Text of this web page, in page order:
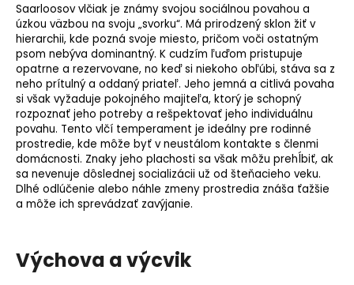
Saarloosov vlčiak je známy svojou sociálnou povahou a
úzkou väzbou na svoju „svorku“. Má prirodzený sklon žiť v
hierarchii, kde pozná svoje miesto, pričom voči ostatným
psom nebýva dominantný. K cudzím ľuďom pristupuje
opatrne a rezervovane, no keď si niekoho obľúbi, stáva sa z
neho prítulný a oddaný priateľ. Jeho jemná a citlivá povaha
si však vyžaduje pokojného majiteľa, ktorý je schopný
rozpoznať jeho potreby a rešpektovať jeho individuálnu
povahu. Tento vlčí temperament je ideálny pre rodinné
prostredie, kde môže byť v neustálom kontakte s členmi
domácnosti. Znaky jeho plachosti sa však môžu prehĺbiť, ak
sa nevenuje dôslednej socializácii už od šteňacieho veku.
Dlhé odlúčenie alebo náhle zmeny prostredia znáša ťažšie
a môže ich sprevádzať zavýjanie.
Výchova a výcvik